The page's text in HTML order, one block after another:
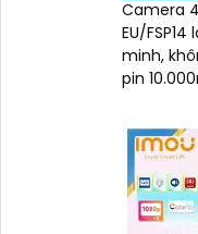
Camera
EU/
minh,
pin
diện...